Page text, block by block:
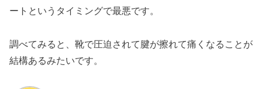
ートというタイミングで最悪です。
調べてみると、靴で圧迫されて腱が擦れて痛くなることが
結構あるみたいです。